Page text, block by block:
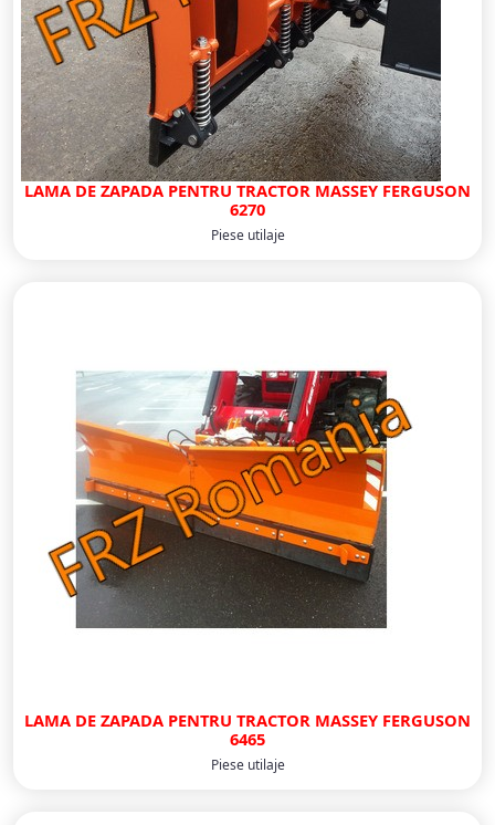
LAMA DE ZAPADA PENTRU TRACTOR MASSEY FERGUSON
6270
Piese utilaje
LAMA DE ZAPADA PENTRU TRACTOR MASSEY FERGUSON
6465
Piese utilaje